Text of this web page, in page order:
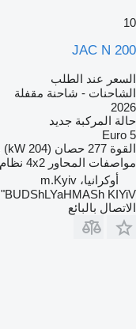
10
JAC N 200
السعر عند الطلب
الشاحنات - شاحنة مقفلة
2026
حالة المركبة جديد
Euro 5
القوة 277 حصان (204 kW)
مواصفات المحاور 4x2
أوكرانيا، m.Kyiv
KIYiV"
الاتصال بالبائع